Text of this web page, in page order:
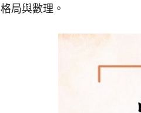
格局與數理。